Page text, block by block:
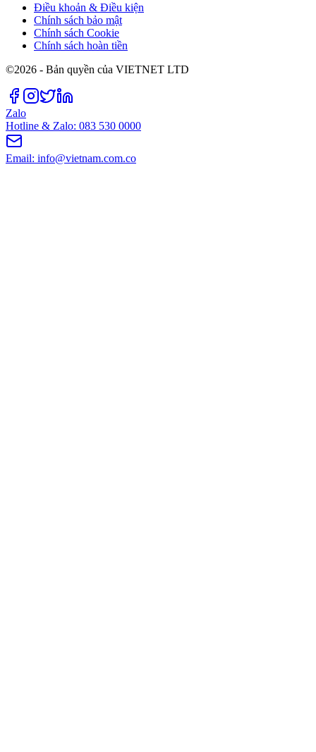
Điều khoản & Điều kiện
Chính sách bảo mật
Chính sách Cookie
Chính sách hoàn tiền
©2026 - Bản quyền của VIETNET LTD
Zalo
Hotline & Zalo: 083 530 0000
Email: info@vietnam.com.co